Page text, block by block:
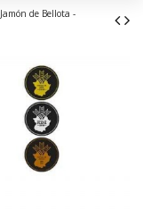
Jamón de Bellota -